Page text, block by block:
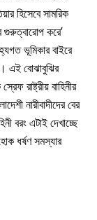
হিসেবে সামরিক
গুরুত্বারোপ করে’
ভূমিকার বাইরে
এই বোঝাবুঝির
রাষ্ট্রীয় বাহিনীর
নারীবাদীদের বের
বরং এটাই দেখাচ্ছে
ধর্ষণ সমস্যার